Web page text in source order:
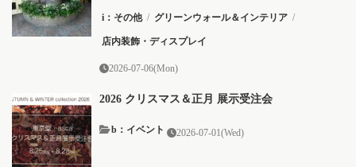
i：その他 / グリーンウォール＆インテリア /
店内装飾・ディスプレイ
2026-07-06(Mon)
2026 クリスマス＆正月 展示受注会
b：イベント 2026-07-01(Wed)